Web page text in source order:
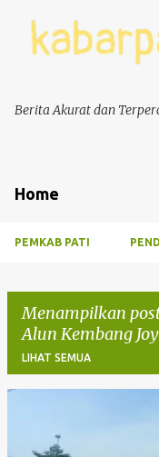
Berita Akurat dan
Home
PEMKAB PATI
Menampilkan
Alun Kembang
LIHAT SEMUA